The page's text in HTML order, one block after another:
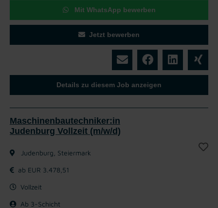
Mit WhatsApp bewerben
Jetzt bewerben
Details zu diesem Job anzeigen
Maschinenbautechniker:in
Judenburg Vollzeit (m/w/d)
Judenburg, Steiermark
ab EUR 3.478,51
Vollzeit
Ab 3-Schicht